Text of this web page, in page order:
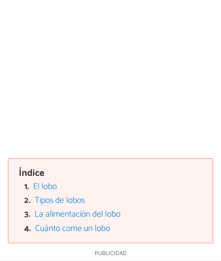
Índice
El lobo
Tipos de lobos
La alimentación del lobo
Cuánto come un lobo